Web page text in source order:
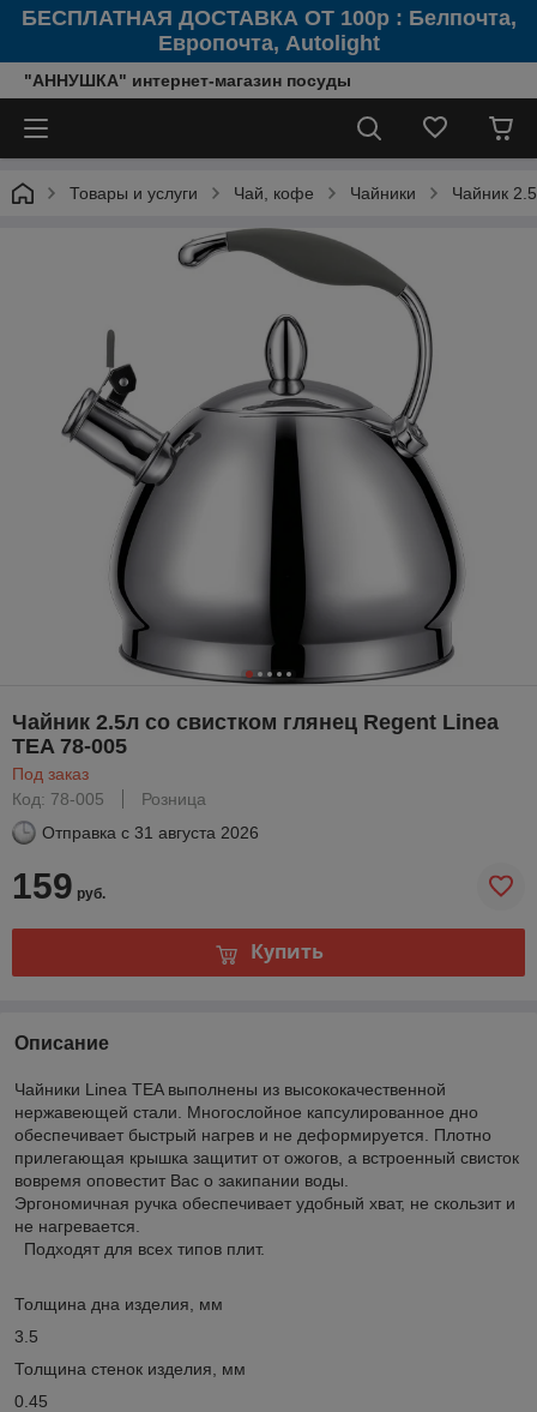
БЕСПЛАТНАЯ ДОСТАВКА ОТ 100р : Белпочта,
Европочта, Autolight
"АННУШКА" интернет-магазин посуды
Товары и услуги Чай, кофе Чайники Чайник
Чайник 2.5л со свистком глянец Regent Linea
TEA 78-005
Под заказ
Код: 78-005
Розница
Отправка с 31 августа 2026
159 руб.
Купить
Описание
Чайники Linea TEA выполнены из высококачественной
нержавеющей стали. Многослойное капсулированное дно
обеспечивает быстрый нагрев и не деформируется. Плотно
прилегающая крышка защитит от ожогов, а встроенный свисток
вовремя оповестит Вас о закипании воды.
Эргономичная ручка обеспечивает удобный хват, не скользит и
не нагревается.
Подходят для всех типов плит.
Толщина дна изделия, мм
3.5
Толщина стенок изделия, мм
0.45